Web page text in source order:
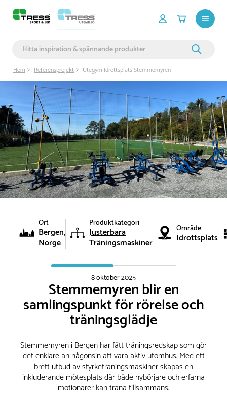
Hem Referensprojekt Utegym Idrottsplats Stemmemyren
Ort
Bergen,
Norge
Produktkategori
Justerbara
Träningsmaskiner
Område
Idrottsplats
8 oktober 2025
Stemmemyren blir en
samlingspunkt för rörelse och
träningsglädje
Stemmemyren i Bergen har fått träningsredskap som gör
det enklare än någonsin att vara aktiv utomhus. Med ett
brett utbud av styrketräningsmaskiner skapas en
inkluderande mötesplats där både nybörjare och erfarna
motionärer kan träna tillsammans.